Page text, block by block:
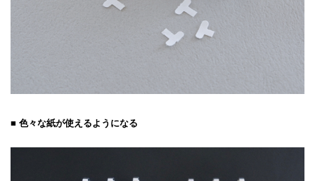
■ 色々な紙が使えるようになる